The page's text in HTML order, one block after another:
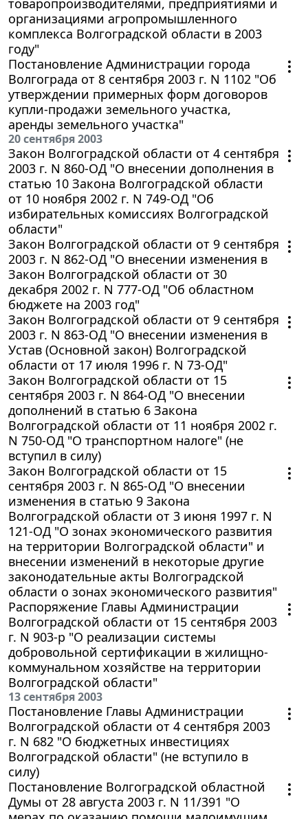
организациями агропромышленного
комплекса Волгоградской области в 2003
году"
Постановление Администрации города
Волгограда от 8 сентября 2003 г. N 1102 "Об
утверждении примерных форм договоров
купли-продажи земельного участка,
аренды земельного участка"
20 сентября 2003
Закон Волгоградской области от 4 сентября
2003 г. N 860-ОД "О внесении дополнения в
статью 10 Закона Волгоградской области
от 10 ноября 2002 г. N 749-ОД "Об
избирательных комиссиях Волгоградской
области"
Закон Волгоградской области от 9 сентября
2003 г. N 862-ОД "О внесении изменения в
Закон Волгоградской области от 30
декабря 2002 г. N 777-ОД "Об областном
бюджете на 2003 год"
Закон Волгоградской области от 9 сентября
2003 г. N 863-ОД "О внесении изменения в
Устав (Основной закон) Волгоградской
области от 17 июля 1996 г. N 73-ОД"
Закон Волгоградской области от 15
сентября 2003 г. N 864-ОД "О внесении
дополнений в статью 6 Закона
Волгоградской области от 11 ноября 2002 г.
N 750-ОД "О транспортном налоге" (не
вступил в силу)
Закон Волгоградской области от 15
сентября 2003 г. N 865-ОД "О внесении
изменения в статью 9 Закона
Волгоградской области от 3 июня 1997 г. N
121-ОД "О зонах экономического развития
на территории Волгоградской области" и
внесении изменений в некоторые другие
законодательные акты Волгоградской
области о зонах экономического развития"
Распоряжение Главы Администрации
Волгоградской области от 15 сентября 2003
г. N 903-р "О реализации системы
добровольной сертификации в жилищно-
коммунальном хозяйстве на территории
Волгоградской области"
13 сентября 2003
Постановление Главы Администрации
Волгоградской области от 4 сентября 2003
г. N 682 "О бюджетных инвестициях
Волгоградской области" (не вступило в
силу)
Постановление Волгоградской областной
Думы от 28 августа 2003 г. N 11/391 "О